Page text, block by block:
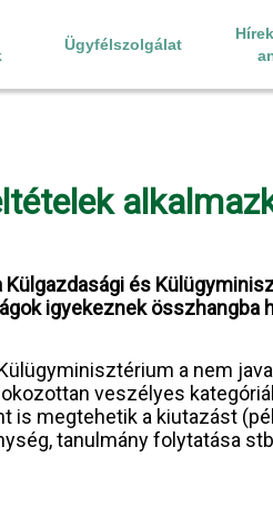
Ügyfélszolgálat
és
igyekeznek
a nem
veszélyes
is megtehetik a kiutazást
tanulmány folytatása